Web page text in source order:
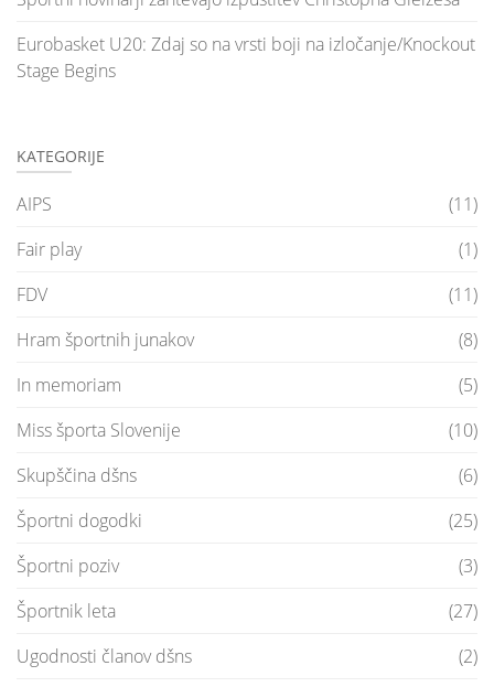
Eurobasket U20: Zdaj so na vrsti boji na izločanje/Knockout
Stage Begins
KATEGORIJE
AIPS
(11)
Fair play
(1)
FDV
(11)
Hram športnih junakov
(8)
In memoriam
(5)
Miss športa Slovenije
(10)
Skupščina dšns
(6)
Športni dogodki
(25)
Športni poziv
(3)
Športnik leta
(27)
Ugodnosti članov dšns
(2)